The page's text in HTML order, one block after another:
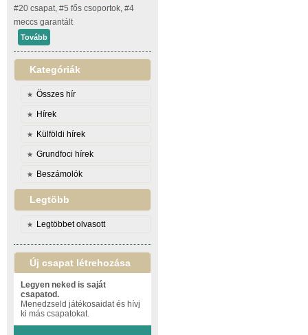
#20 csapat, #5 fős csoportok, #4
meccs garantált
Tovább
Kategóriák
Összes hír
Hírek
Külföldi hírek
Grundfoci hírek
Beszámolók
Legtöbb
Legtöbbet olvasott
Új csapat létrehozása
Legyen neked is saját
csapatod.
Menedzseld játékosaidat és hívj
ki más csapatokat.